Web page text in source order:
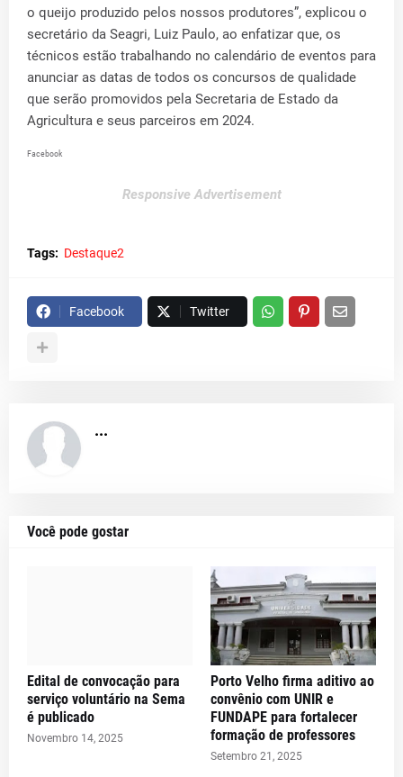
o queijo produzido pelos nossos produtores”, explicou o
secretário da Seagri, Luiz Paulo, ao enfatizar que, os
técnicos estão trabalhando no calendário de eventos para
anunciar as datas de todos os concursos de qualidade
que serão promovidos pela Secretaria de Estado da
Agricultura e seus parceiros em 2024.
Facebook
Responsive Advertisement
Tags: Destaque2
Facebook Twitter
...
Você pode gostar
Edital de convocação para
serviço voluntário na Sema
é publicado
Novembro 14, 2025
Porto Velho firma aditivo ao
convênio com UNIR e
FUNDAPE para fortalecer
formação de professores
Setembro 21, 2025